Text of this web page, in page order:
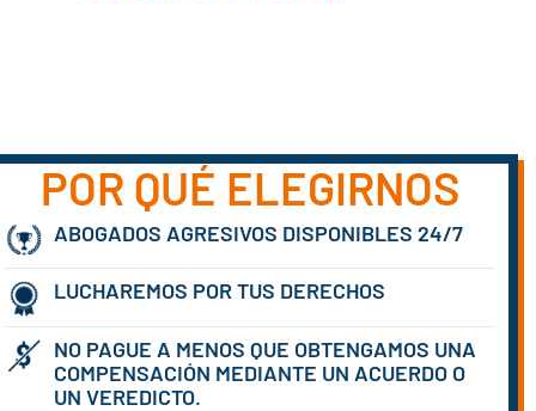
POR QUÉ ELEGIRNOS
ABOGADOS AGRESIVOS DISPONIBLES 24/7
LUCHAREMOS POR TUS DERECHOS
NO PAGUE A MENOS QUE OBTENGAMOS UNA
COMPENSACIÓN MEDIANTE UN ACUERDO O
UN VEREDICTO.